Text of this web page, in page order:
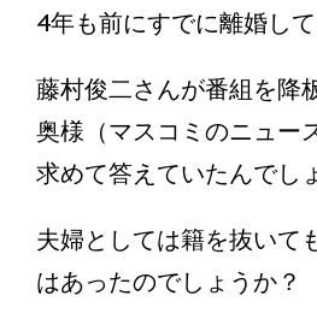
4年も前にすでに離婚して
藤村俊二さんが番組を降
奥様（マスコミのニュー
求めて答えていたんでし
夫婦としては籍を抜いて
はあったのでしょうか？